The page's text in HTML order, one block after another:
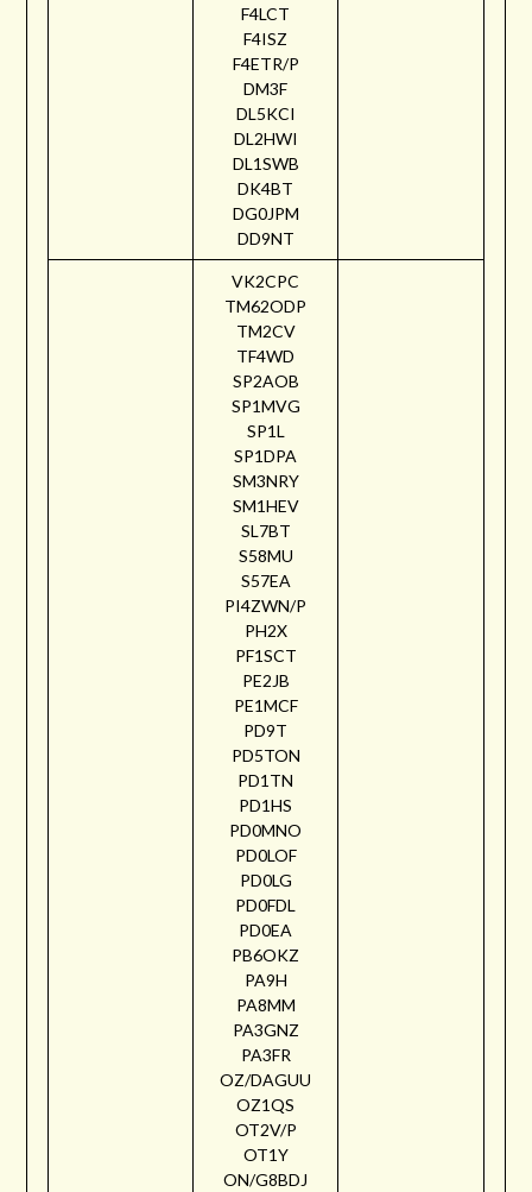
F4LCT
F4ISZ
F4ETR/P
DM3F
DL5KCI
DL2HWI
DL1SWB
DK4BT
DG0JPM
DD9NT
VK2CPC
TM62ODP
TM2CV
TF4WD
SP2AOB
SP1MVG
SP1L
SP1DPA
SM3NRY
SM1HEV
SL7BT
S58MU
S57EA
PI4ZWN/P
PH2X
PF1SCT
PE2JB
PE1MCF
PD9T
PD5TON
PD1TN
PD1HS
PD0MNO
PD0LOF
PD0LG
PD0FDL
PD0EA
PB6OKZ
PA9H
PA8MM
PA3GNZ
PA3FR
OZ/DAGUU
OZ1QS
OT2V/P
OT1Y
ON/G8BDJ